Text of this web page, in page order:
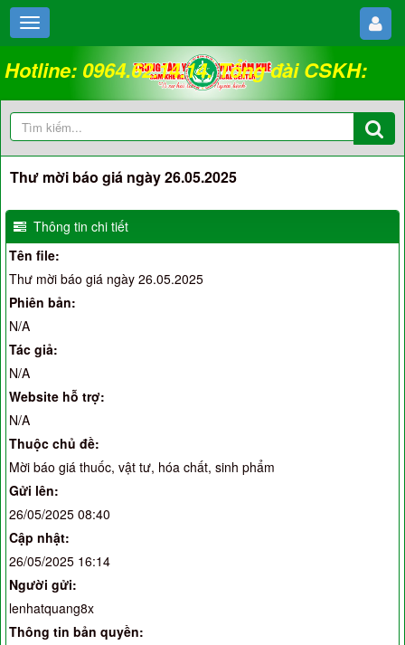
Hotline: 0964.62.14.14. Tổng đài CSKH:
18008262
Thư mời báo giá ngày 26.05.2025
Thông tin chi tiết
Tên file:
Thư mời báo giá ngày 26.05.2025
Phiên bản:
N/A
Tác giả:
N/A
Website hỗ trợ:
N/A
Thuộc chủ đề:
Mời báo giá thuốc, vật tư, hóa chất, sinh phẩm
Gửi lên:
26/05/2025 08:40
Cập nhật:
26/05/2025 16:14
Người gửi:
lenhatquang8x
Thông tin bản quyền: